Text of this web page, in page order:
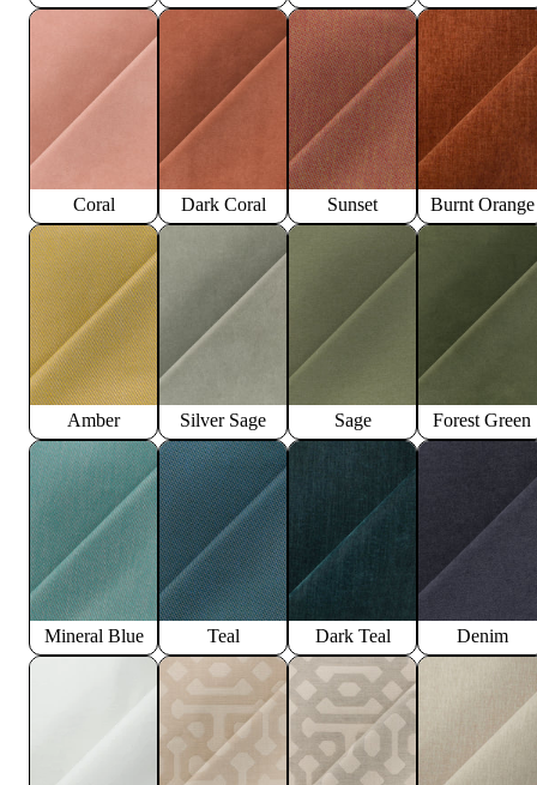
Coral Dark Coral Sunset Burnt Orange
Amber Silver Sage Sage Forest Green
Mineral Blue Teal Dark Teal Denim